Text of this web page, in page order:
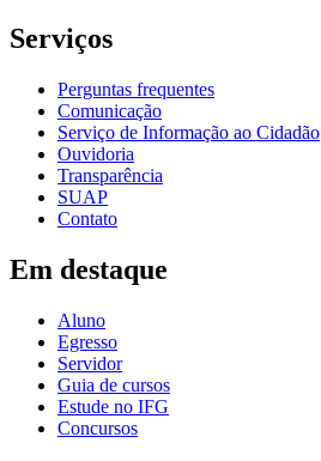
Serviços
Perguntas frequentes
Comunicação
Serviço de Informação ao Cidadão
Ouvidoria
Transparência
SUAP
Contato
Em destaque
Aluno
Egresso
Servidor
Guia de cursos
Estude no IFG
Concursos